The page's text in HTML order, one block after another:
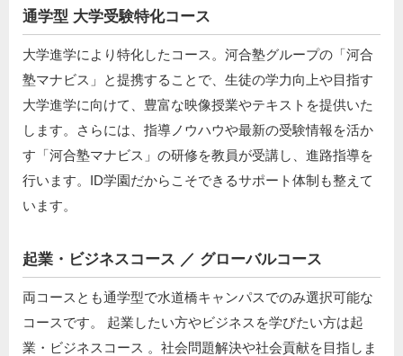
通学型 大学受験特化コース
大学進学により特化したコース。河合塾グループの「河合
塾マナビス」と提携することで、生徒の学力向上や目指す
大学進学に向けて、豊富な映像授業やテキストを提供いた
します。さらには、指導ノウハウや最新の受験情報を活か
す「河合塾マナビス」の研修を教員が受講し、進路指導を
行います。ID学園だからこそできるサポート体制も整えて
います。
起業・ビジネスコース ／ グローバルコース
両コースとも通学型で水道橋キャンパスでのみ選択可能な
コースです。 起業したい方やビジネスを学びたい方は起
業・ビジネスコース 。社会問題解決や社会貢献を目指しま